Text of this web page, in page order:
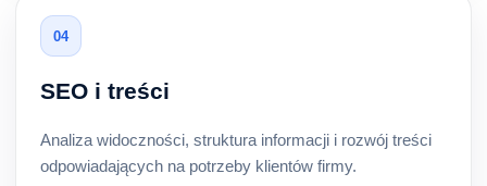
04
SEO i treści
Analiza widoczności, struktura informacji i rozwój treści
odpowiadających na potrzeby klientów firmy.